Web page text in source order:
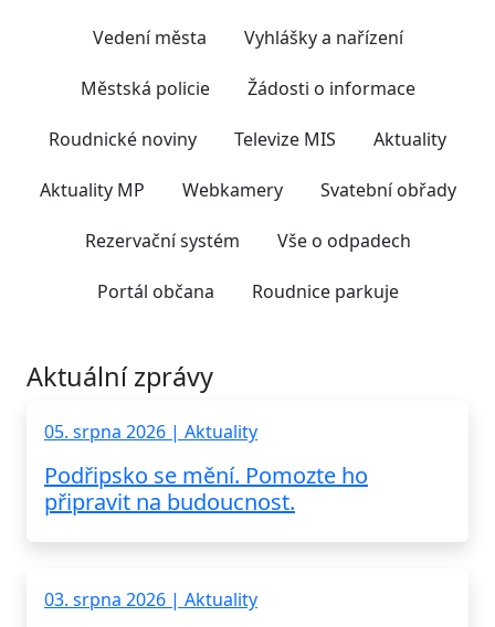
Vedení města Vyhlášky a nařízení
Městská policie Žádosti o informace
Roudnické noviny Televize MIS Aktuality
Aktuality MP Webkamery Svatební obřady
Rezervační systém Vše o odpadech
Portál občana Roudnice parkuje
Aktuální zprávy
05. srpna 2026 | Aktuality
Podřipsko se mění. Pomozte ho
připravit na budoucnost.
03. srpna 2026 | Aktuality